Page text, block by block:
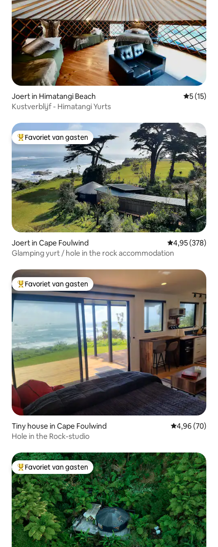
Joert in Himatangi Beach
5 (15)
Kustverblijf - Himatangi Yurts
Topfavoriet van gasten
Favoriet van gasten
Joert in Cape Foulwind Gemiddelde
4,95 (378)
Glamping yurt / hole in the rock accommodation
Topfavoriet van gasten
Favoriet van gasten
Tiny house in Cape Foulwind Gemiddelde
4,96 (70)
Hole in the Rock-studio
Topfavoriet van gasten
Favoriet van gasten